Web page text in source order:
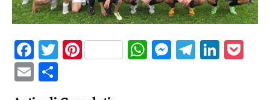
F
a
c
T Pi W M T Li
E
m